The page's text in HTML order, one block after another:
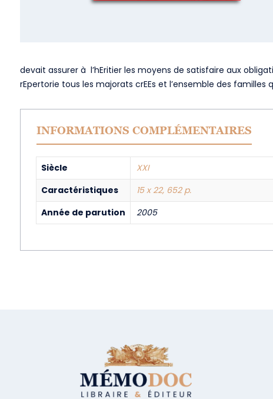
devait assurer à l’hEritier les moyens de satisfaire aux
rEpertorie tous les majorats crEEs et l’ensemble des
INFORMATIONS COMPLÉMENTAIRES
Siècle
XXI
Caractéristiques
15 x 22, 652 p.
Année de parution
2005